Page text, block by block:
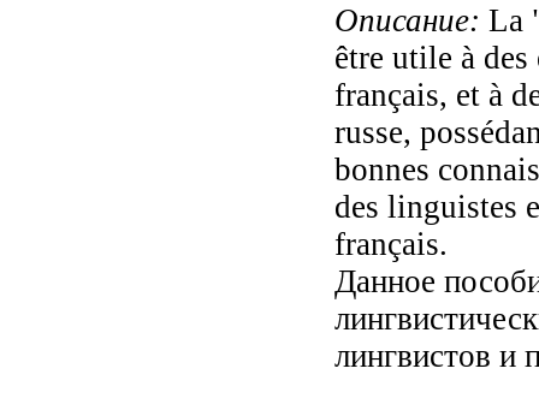
Описание: La
être utile à
français, et à
russe,
bonnes
des linguistes
français.
Данное
лингвистов и